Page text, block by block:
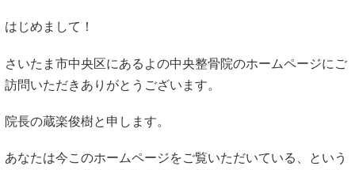
はじめまして！
さいたま市中央区にあるよの中央整骨院のホームページにご
訪問いただきありがとうございます。
院長の蔵楽俊樹と申します。
あなたは今このホームページをご覧いただいている、という